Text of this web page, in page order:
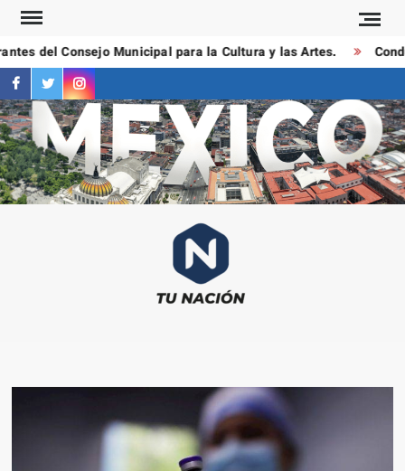
Saltar
contenido
del Consejo Municipal para la Cultura y las Artes.
facebook
twitterinstagram